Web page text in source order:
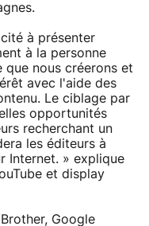
à présenter
à la personne
que nous créerons et
avec l'aide des
Le ciblage par
opportunités
recherchant un
les éditeurs à
Internet. » explique
et display
Google